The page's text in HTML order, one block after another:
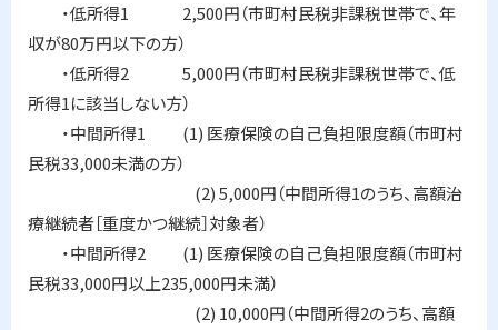
・低所得1 2,500円（市町村民税非課税世帯で、年
収が80万円以下の方）
・低所得2 5,000円（市町村民税非課税世帯で、低
所得1に該当しない方）
・中間所得1 (1) 医療保険の自己負担限度額（市町村
民税33,000未満の方）
(2) 5,000円（中間所得1のうち、高額治
療継続者［重度かつ継続］対象者）
・中間所得2 (1) 医療保険の自己負担限度額（市町村
民税33,000円以上235,000円未満）
(2) 10,000円（中間所得2のうち、高額